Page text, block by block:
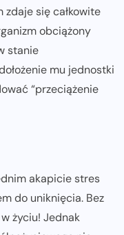
zdaje się całkowite
obciążony
stanie
mu jednostki
“przeciążenie
akapicie stres
do uniknięcia. Bez
życiu! Jednak